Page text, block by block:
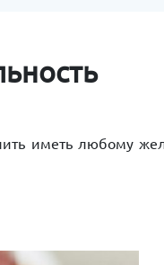
иметь любому